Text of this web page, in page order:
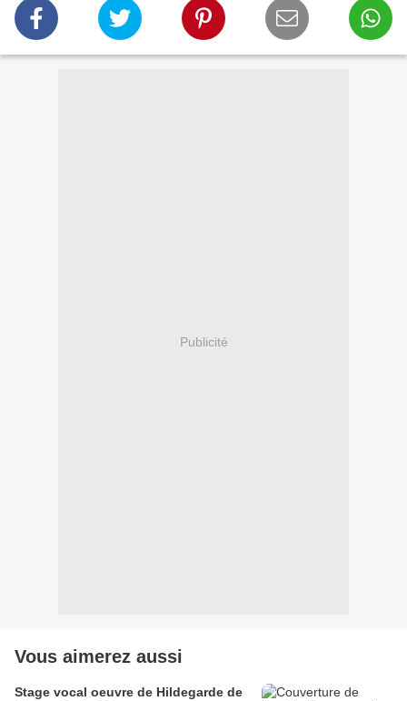
Publicité
Vous aimerez aussi
Stage vocal oeuvre de Hildegarde de